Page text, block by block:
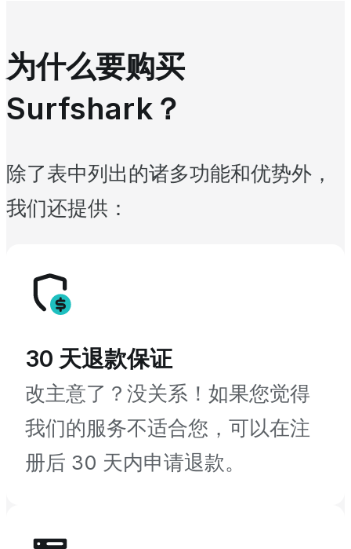
为什么要购买
Surfshark？
除了表中列出的诸多功能和优势外，
我们还提供：
30 天退款保证
改主意了？没关系！如果您觉得
我们的服务不适合您，可以在注
册后 30 天内申请退款。